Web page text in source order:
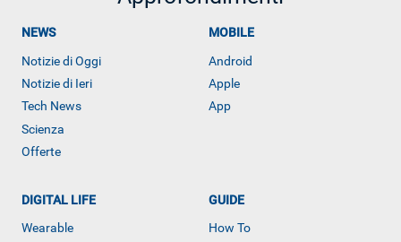
NEWS
Notizie di Oggi
Notizie di Ieri
Tech News
Scienza
Offerte
MOBILE
Android
Apple
App
DIGITAL LIFE
Wearable
GUIDE
How To